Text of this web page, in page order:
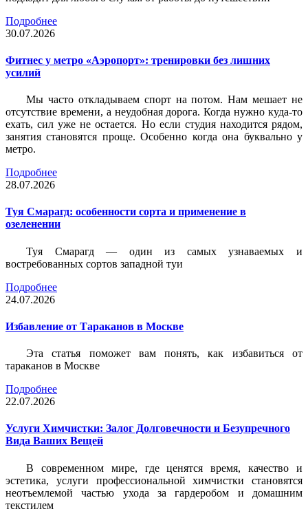
Подробнее
30.07.2026
Фитнес у метро «Аэропорт»: тренировки без лишних
усилий
Мы часто откладываем спорт на потом. Нам мешает не
отсутствие времени, а неудобная дорога. Когда нужно куда-то
ехать, сил уже не остается. Но если студия находится рядом,
занятия становятся проще. Особенно когда она буквально у
метро.
Подробнее
28.07.2026
Туя Смарагд: особенности сорта и применение в
озеленении
Туя Смарагд — один из самых узнаваемых и
востребованных сортов западной туи
Подробнее
24.07.2026
Избавление от Тараканов в Москве
Эта статья поможет вам понять, как избавиться от
тараканов в Москве
Подробнее
22.07.2026
Услуги Химчистки: Залог Долговечности и Безупречного
Вида Ваших Вещей
В современном мире, где ценятся время, качество и
эстетика, услуги профессиональной химчистки становятся
неотъемлемой частью ухода за гардеробом и домашним
текстилем